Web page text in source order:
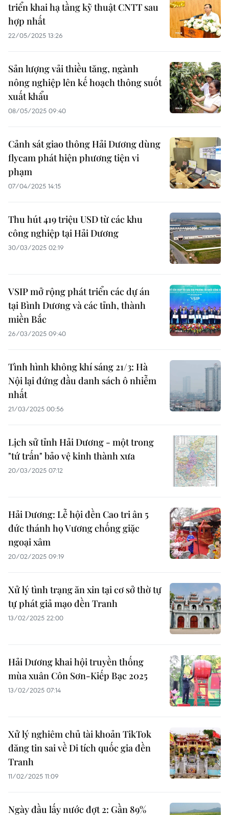
triển khai hạ tầng kỹ thuật CNTT sau
hợp nhất
22/05/2025 13:26
Sản lượng vải thiều tăng, ngành
nông nghiệp lên kế hoạch thông suốt
xuất khẩu
08/05/2025 09:40
Cảnh sát giao thông Hải Dương dùng
flycam phát hiện phương tiện vi
phạm
07/04/2025 14:15
Thu hút 419 triệu USD từ các khu
công nghiệp tại Hải Dương
30/03/2025 02:19
VSIP mở rộng phát triển các dự án
tại Bình Dương và các tỉnh, thành
miền Bắc
26/03/2025 09:40
Tình hình không khí sáng 21/3: Hà
Nội lại đứng đầu danh sách ô nhiễm
nhất
21/03/2025 00:56
Lịch sử tỉnh Hải Dương - một trong
"tứ trấn" bảo vệ kinh thành xưa
20/03/2025 07:12
Hải Dương: Lễ hội đền Cao tri ân 5
đức thánh họ Vương chống giặc
ngoại xâm
20/02/2025 09:19
Xử lý tình trạng ăn xin tại cơ sở thờ tự
tự phát giả mạo đền Tranh
13/02/2025 22:00
Hải Dương khai hội truyền thống
mùa xuân Côn Sơn-Kiếp Bạc 2025
13/02/2025 07:14
Xử lý nghiêm chủ tài khoản TikTok
đăng tin sai về Di tích quốc gia đền
Tranh
11/02/2025 11:09
Ngày đầu lấy nước đợt 2: Gần 89%